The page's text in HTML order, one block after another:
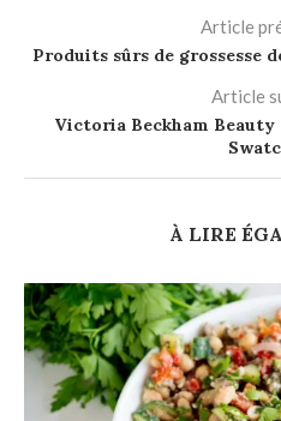
Article
Produits sûrs de grossesse
Article
Victoria Beckham Beauty
À LIRE